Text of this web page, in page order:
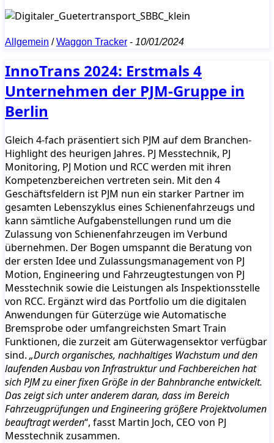
Allgemein /Waggon Tracker - 10/01/2024
InnoTrans 2024: Erstmals 4
Unternehmen der PJM-Gruppe in
Berlin
Gleich 4-fach präsentiert sich PJM auf dem Branchen-
Highlight des heurigen Jahres. PJ Messtechnik, PJ
Monitoring, PJ Motion und RCC werden mit ihren
Kompetenzbereichen vertreten sein. Mit den 4
Geschäftsfeldern ist PJM nun ein starker Partner im
gesamten Lebenszyklus eines Schienenfahrzeugs und
kann sämtliche Aufgabenstellungen rund um die
Zulassung von Schienenfahrzeugen im Verbund
übernehmen. Der Bogen umspannt die Beratung von
der ersten Idee und Zulassungsmanagement von PJ
Motion, Engineering und Fahrzeugtestungen von PJ
Messtechnik sowie die Leistungen als Inspektionsstelle
von RCC. Ergänzt wird das Portfolio um die digitalen
Anwendungen für Güterzüge wie Automatische
Bremsprobe oder umfangreichsten Smart Train
Funktionen, die zurzeit am Güterwagensektor verfügbar
sind. „Durch organisches, nachhaltiges Wachstum und den
laufenden Ausbau von Infrastruktur und Fachbereichen hat
sich PJM zu einer fixen Größe in der Bahnbranche entwickelt.
Das zeigt sich unter anderem daran, dass im Bereich
Fahrzeugprüfungen und Engineering größere Projektvolumen
beauftragt werden“, fasst Martin Joch, CEO von PJ
Messtechnik zusammen.